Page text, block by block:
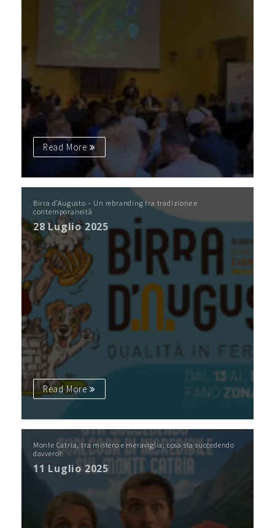
Read More
Birra d’Augusto – Un rebranding tra tradizione e
contemporaneità
28 Luglio 2025
Read More
Monte Catria, tra mistero e meraviglia: cosa sta succedendo
davvero?
11 Luglio 2025